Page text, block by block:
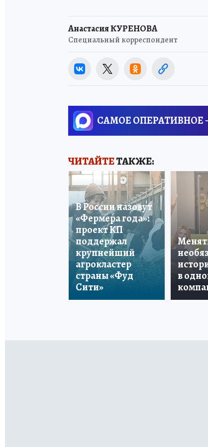
Анастасия КУРЕНОВА
Специальный корреспондент
САМОЕ ОПЕРАТИВНОЕ
ЧИТАЙТЕТАКЖЕ:
В России назовут
«Фермера года»:
проект КП
поддержал
крупнейший
агрокластер
страны «Фуд
Сити»
в